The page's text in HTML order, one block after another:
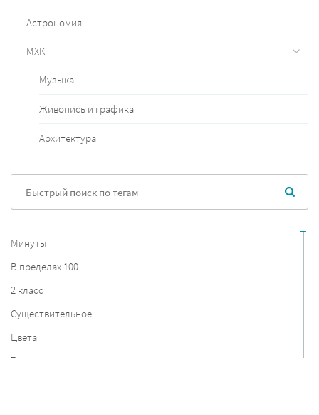
Астрономия
МХК
Музыка
Живопись и графика
Архитектура
Минуты
В пределах 100
2 класс
Существительное
Цвета
7 класс